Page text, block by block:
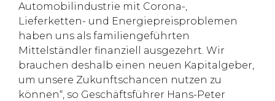
Automobilindustrie mit Corona-,
Lieferketten- und Energiepreisproblemen
haben uns als familiengeführten
Mittelständler finanziell ausgezehrt. Wir
brauchen deshalb einen neuen Kapitalgeber,
um unsere Zukunftschancen nutzen zu
können“, so Geschäftsführer Hans-Peter